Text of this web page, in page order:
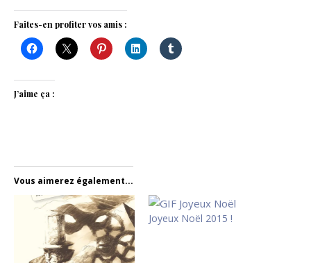
Faites-en profiter vos amis :
J’aime ça :
Vous aimerez également...
Joyeux Noël 2015 !